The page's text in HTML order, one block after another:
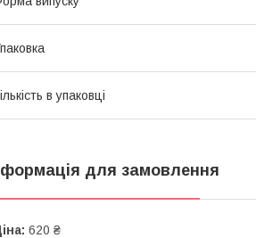
в упаковці
для замовлення
620 ₴